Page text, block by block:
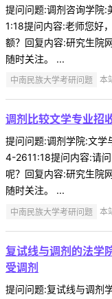
提问问题:调剂咨询学
1:18提问内容:老师您好
额？回复内容:研究生院
随时关注。 ...
中南民族大学考研问题 本
调剂比较文学专业招
提问问题:调剂学院:文
4-2611:18提问内容:请
呢？回复内容:研究生院
随时关注。 ...
中南民族大学考研问题 本
复试线与调剂的法学
受调剂
提问问题:复试线与调